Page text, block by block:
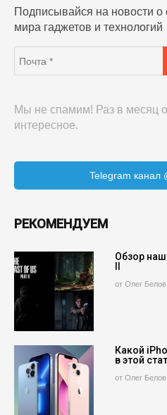
Подписывайся на новости
мира гаджетов и технологий
Мы не спамим! Раз в месяц
интересное.
Telegram канал
РЕКОМЕНДУЕМ
Обзор
от Олег Белов
Какой
в этой
от Олег Белов